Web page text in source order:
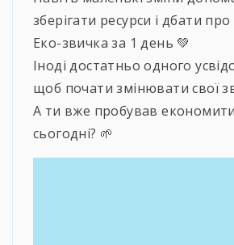
зберігати ресурси і дбати про
Еко-звичка за 1 день 💚
Іноді достатньо одного
щоб почати змінювати свої
А ти вже пробував
сьогодні? 🌱